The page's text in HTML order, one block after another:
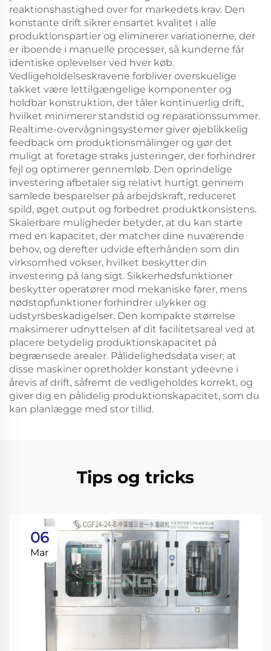
reaktionshastighed over for markedets krav. Den
konstante drift sikrer ensartet kvalitet i alle
produktionspartier og eliminerer variationerne, der
er iboende i manuelle processer, så kunderne får
identiske oplevelser ved hver køb.
Vedligeholdelseskravene forbliver overskuelige
takket være lettilgængelige komponenter og
holdbar konstruktion, der tåler kontinuerlig drift,
hvilket minimerer standstid og reparationssummer.
Realtime-overvågningsystemer giver øjeblikkelig
feedback om produktionsmålinger og gør det
muligt at foretage straks justeringer, der forhindrer
fejl og optimerer gennemløb. Den oprindelige
investering afbetaler sig relativt hurtigt gennem
samlede besparelser på arbejdskraft, reduceret
spild, øget output og forbedret produktkonsistens.
Skalerbare muligheder betyder, at du kan starte
med en kapacitet, der matcher dine nuværende
behov, og derefter udvide efterhånden som din
virksomhed vokser, hvilket beskytter din
investering på lang sigt. Sikkerhedsfunktioner
beskytter operatører mod mekaniske farer, mens
nødstopfunktioner forhindrer ulykker og
udstyrsbeskadigelser. Den kompakte størrelse
maksimerer udnyttelsen af dit facilitetsareal ved at
placere betydelig produktionskapacitet på
begrænsede arealer. Pålidelighedsdata viser, at
disse maskiner opretholder konstant ydeevne i
årevis af drift, såfremt de vedligeholdes korrekt, og
giver dig en pålidelig produktionskapacitet, som du
kan planlægge med stor tillid.
Tips og tricks
06
Mar